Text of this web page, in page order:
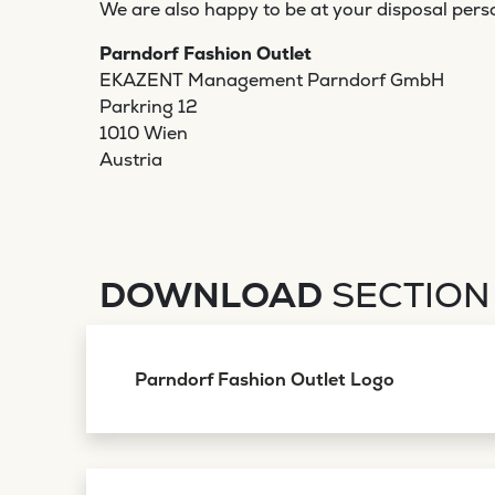
We are also happy to be at your disposal
Parndorf Fashion Outlet
EKAZENT Management Parndorf GmbH
Parkring 12
1010 Wien
Austria
DOWNLOAD SECTION
Parndorf Fashion Outlet Logo